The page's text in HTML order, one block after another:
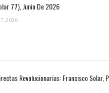
77), Junio De 2026
2026
Revolucionarias: Francisco Solar,